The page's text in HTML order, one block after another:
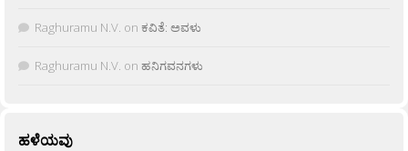
Raghuramu N.V. on ಕವಿತೆ: ಅವಳು
Raghuramu N.V. on ಹನಿಗವನಗಳು
ಹಳೆಯವು